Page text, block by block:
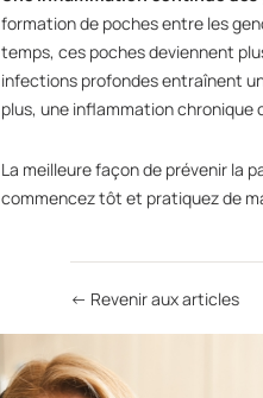
formation de poches entre les
temps, ces poches deviennent
infections profondes entraînent
plus, une inflammation
La meilleure façon de prévenir la
commencez tôt et pratiquez de
← Revenir aux articles